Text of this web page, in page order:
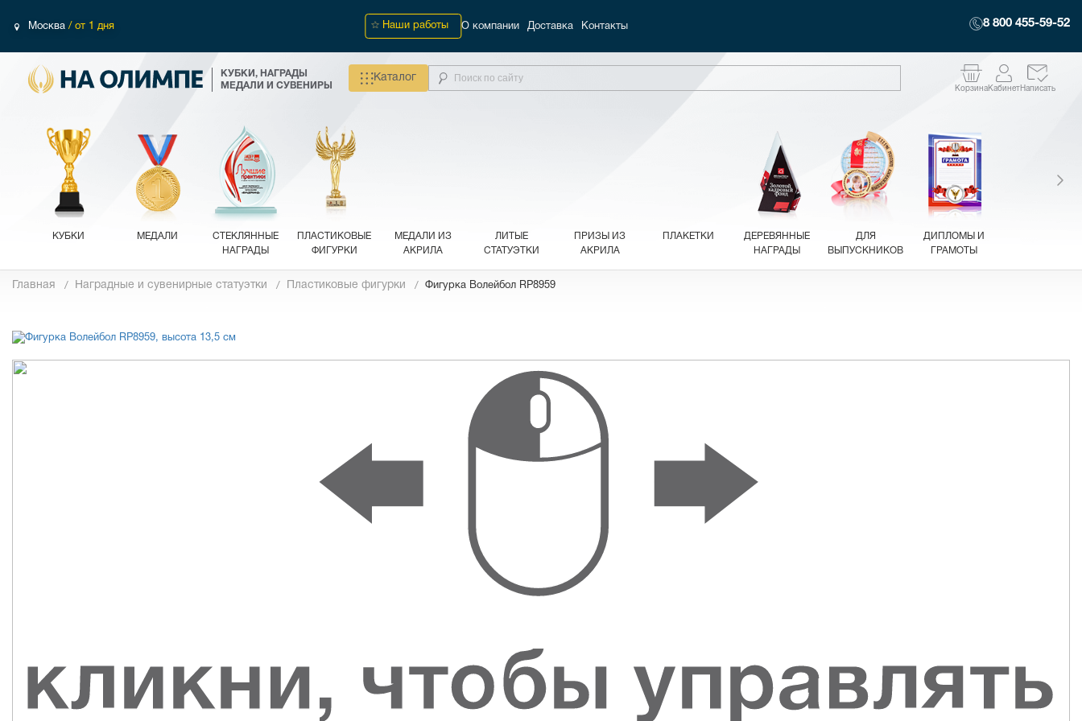
Москва / от 1 дня Наши работы О компании Доставка Контакты 8 800 455-59-52
КУБКИ, НАГРАДЫ
МЕДАЛИ И СУВЕНИРЫ
Каталог
КорзинаКабинетНаписать
КУБКИ МЕДАЛИ
СТЕКЛЯННЫЕ
НАГРАДЫ
ПЛАСТИКОВЫЕ
ФИГУРКИ
МЕДАЛИ ИЗ
АКРИЛА
ЛИТЫЕ
СТАТУЭТКИ
ПРИЗЫ ИЗ
АКРИЛА
ПЛАКЕТКИ
ДЕРЕВЯННЫЕ
НАГРАДЫ
ДЛЯ
ВЫПУСКНИКОВ
ДИПЛОМЫ И
ГРАМОТЫ
Главная Наградные и сувенирные статуэтки Пластиковые фигурки Фигурка Волейбол RP8959